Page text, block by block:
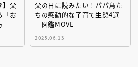
】父
「お
父の日に読みたい！パパ鳥た
ちの感動的な子育て生態4選
｜図鑑MOVE
2025.06.13